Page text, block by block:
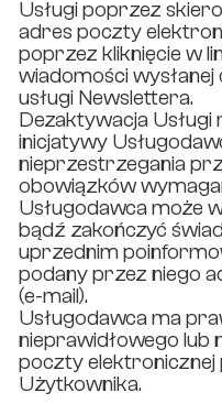
Usługi poprzez
adres poczty
poprzez kliknięcie w
wiadomości
usługi Newslettera.
Dezaktywacja
inicjatywy
nieprzestrzegania
obowiązków
Usługodawca może
bądź zakończyć
uprzednim
podany przez niego
(e-mail).
Usługodawca ma
nieprawidłowego lub
poczty
Użytkownika.